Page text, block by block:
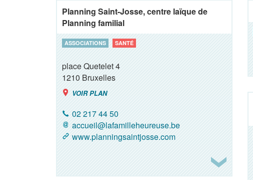
Planning Saint-Josse, centre laïque de
Planning familial
ASSOCIATIONS SANTÉ
place Quetelet 4
1210Bruxelles
VOIR PLAN
02 217 44 50
accueil@lafamilleheureuse.be
www.planningsaintjosse.com